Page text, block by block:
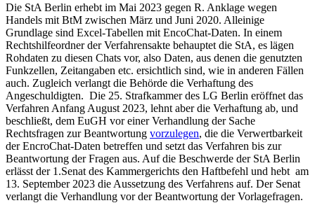
Die StA Berlin erhebt im Mai 2023 gegen R. Anklage wegen
Handels mit BtM zwischen März und Juni 2020. Alleinige
Grundlage sind Excel-Tabellen mit EncoChat-Daten. In einem
Rechtshilfeordner der Verfahrensakte behauptet die StA, es lägen
Rohdaten zu diesen Chats vor, also Daten, aus denen die genutzten
Funkzellen, Zeitangaben etc. ersichtlich sind, wie in anderen Fällen
auch. Zugleich verlangt die Behörde die Verhaftung des
Angeschuldigten. Die 25. Strafkammer des LG Berlin eröffnet das
Verfahren Anfang August 2023, lehnt aber die Verhaftung ab, und
beschließt, dem EuGH vor einer Verhandlung der Sache
Rechtsfragen zur Beantwortung vorzulegen, die die Verwertbarkeit
der EncroChat-Daten betreffen und setzt das Verfahren bis zur
Beantwortung der Fragen aus. Auf die Beschwerde der StA Berlin
erlässt der 1.Senat des Kammergerichts den Haftbefehl und hebt am
13. September 2023 die Aussetzung des Verfahrens auf. Der Senat
verlangt die Verhandlung vor der Beantwortung der Vorlagefragen.